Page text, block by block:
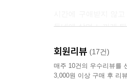
동네에 살며 느끼게
근교 여행도 가능해진
전에 돌아오는 일이 더
회원리뷰 (17건)
매주 10건의 우수리뷰를
3,000원 이상 구매 후 리